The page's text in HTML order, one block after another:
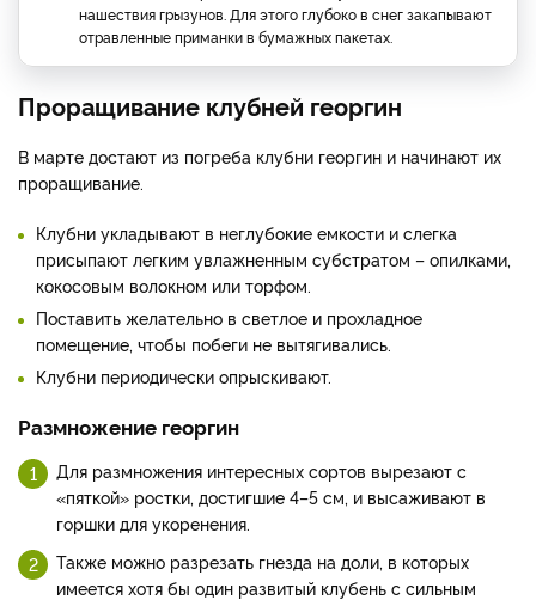
нашествия грызунов. Для этого глубоко в снег закапывают
отравленные приманки в бумажных пакетах.
Проращивание клубней георгин
В марте достают из погреба клубни георгин и начинают их
проращивание.
Клубни укладывают в неглубокие емкости и слегка
присыпают легким увлажненным субстратом – опилками,
кокосовым волокном или торфом.
Поставить желательно в светлое и прохладное
помещение, чтобы побеги не вытягивались.
Клубни периодически опрыскивают.
Размножение георгин
Для размножения интересных сортов вырезают с
«пяткой» ростки, достигшие 4–5 см, и высаживают в
горшки для укоренения.
Также можно разрезать гнезда на доли, в которых
имеется хотя бы один развитый клубень с сильным